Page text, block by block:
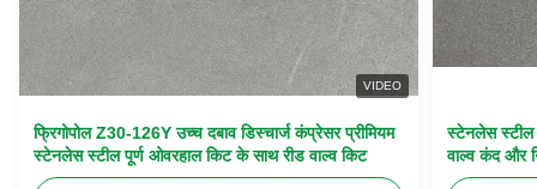
VIDEO
फ्रिगोपोल Z30-126Y उच्च दबाव डिस्चार्ज कंप्रेसर प्रीमियम
स्टेनलेस स्टील पूर्ण ओवरहाल किट के साथ रीड वाल्व किट
स्टेनलेस स्टील
वाल्व कंद और